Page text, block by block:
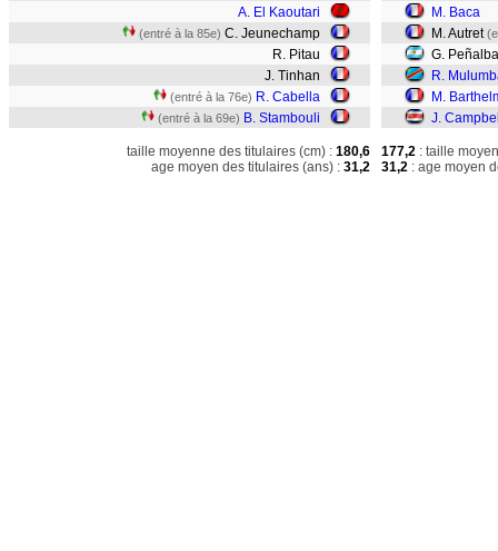
A. El Kaoutari
(entré à la 85e) C. Jeunechamp
R. Pitau
J. Tinhan
(entré à la 76e) R. Cabella
(entré à la 69e) B. Stambouli
taille moyenne des titulaires (cm) : 180,6
age moyen des titulaires (ans) : 31,2
M. Baca
M. Autret
G. Peñalba
R.
M.
J.
177,2 : taille
31,2 : age moyen